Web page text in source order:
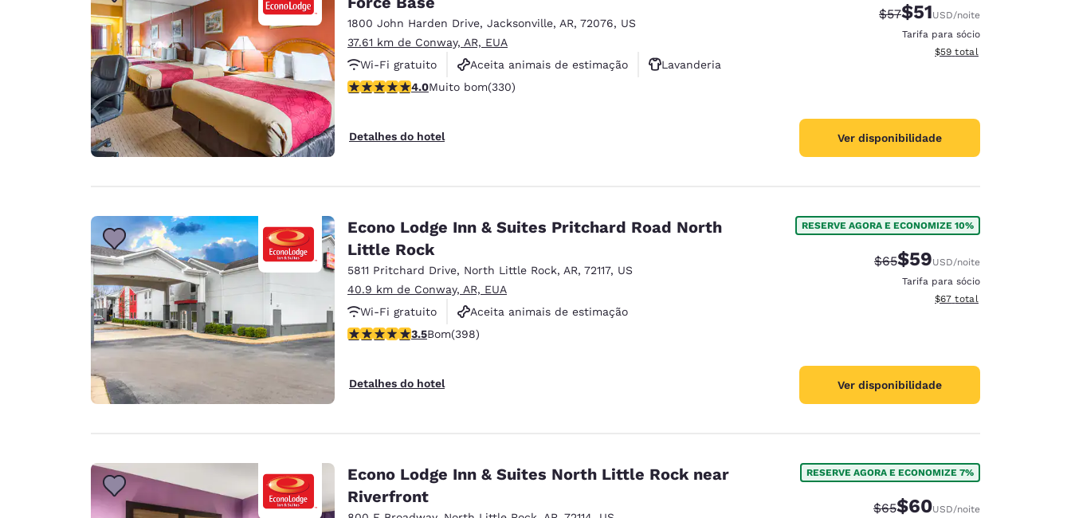
Français
Europa
Deutschland
Deutsch English
Spain
English
United Kingdom
English
Ásia-Pacífico
Australia
English
India
1800 John Harden Drive, Jacksonville, AR, 72076, US
37.61 km de Conway, AR, EUA
Wi-Fi gratuito
Aceita animais de estimação
Lavanderia
classificação 4 estrelas. Muito bom. 330 avaliações
4.0Muito bom(330)
Detalhes do hotel
Tarifa anterior “tachada”:
$57Tarifa com desconto:
$51USD/noite
Tarifa para sócio
Exibir detalhes do total
$59 total
Ver disponibilidade
Econo Lodge Inn & Suites Pritchard Road North
Little Rock
5811 Pritchard Drive, North Little Rock, AR, 72117, US
40.9 km de Conway, AR, EUA
Wi-Fi gratuito
Aceita animais de estimação
Piscina externa
classificação 3.47 estrelas. Bom. 398 avaliações
3.5Bom(398)
Detalhes do hotel
RESERVE AGORA E ECONOMIZE 10%
Tarifa anterior “tachada”:
$65Tarifa com desconto:
$59USD/noite
Tarifa para sócio
Exibir detalhes do total
$67 total
Ver disponibilidade
Econo Lodge Inn & Suites North Little Rock near
Riverfront
RESERVE AGORA E ECONOMIZE 7%
Tarifa anterior “tachada”:
$65Tarifa com desconto:
$60USD/noite